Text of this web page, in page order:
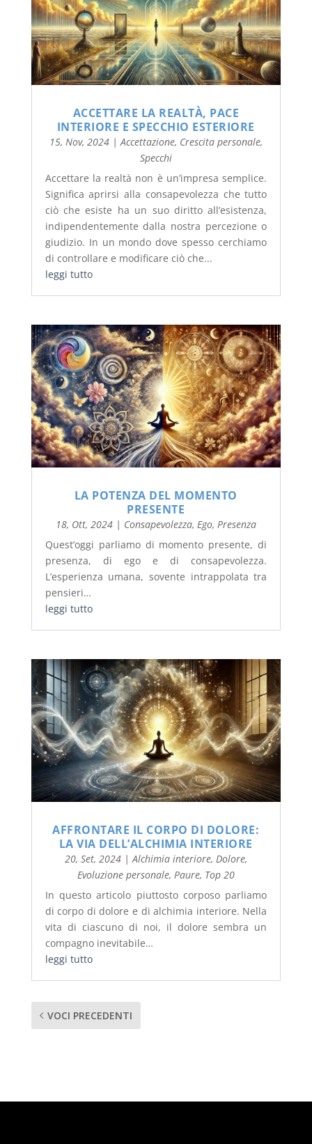
ACCETTARE LA REALTÀ, PACE
INTERIORE E SPECCHIO ESTERIORE
15, Nov, 2024|Accettazione, Crescita personale,
Specchi
Accettare la realtà non è un’impresa semplice.
Significa aprirsi alla consapevolezza che tutto
ciò che esiste ha un suo diritto all’esistenza,
indipendentemente dalla nostra percezione o
giudizio. In un mondo dove spesso cerchiamo
di controllare e modificare ciò che...
leggi tutto
LA POTENZA DEL MOMENTO
PRESENTE
18, Ott, 2024| Consapevolezza, Ego, Presenza
Quest’oggi parliamo di momento presente, di
presenza, di ego e di consapevolezza.
L’esperienza umana, sovente intrappolata tra
pensieri…
leggi tutto
AFFRONTARE IL CORPO DI DOLORE:
LA VIA DELL’ALCHIMIA INTERIORE
20, Set, 2024|Alchimia interiore, Dolore,
Evoluzione personale, Paure, Top 20
In questo articolo piuttosto corposo parliamo
di corpo di dolore e di alchimia interiore. Nella
vita di ciascuno di noi, il dolore sembra un
compagno inevitabile…
leggi tutto
VOCI PRECEDENTI